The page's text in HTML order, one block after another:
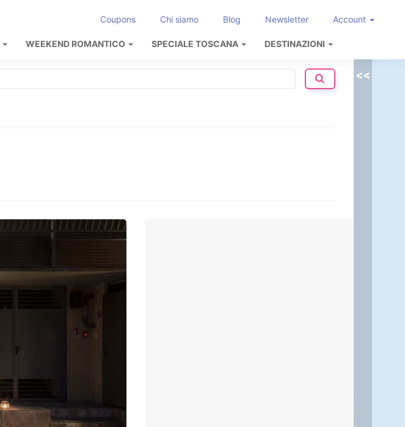
Coupons Chi siamo Blog Newsletter Account
WEEKEND ROMANTICO SPECIALE TOSCANA DESTINAZIONI
<<